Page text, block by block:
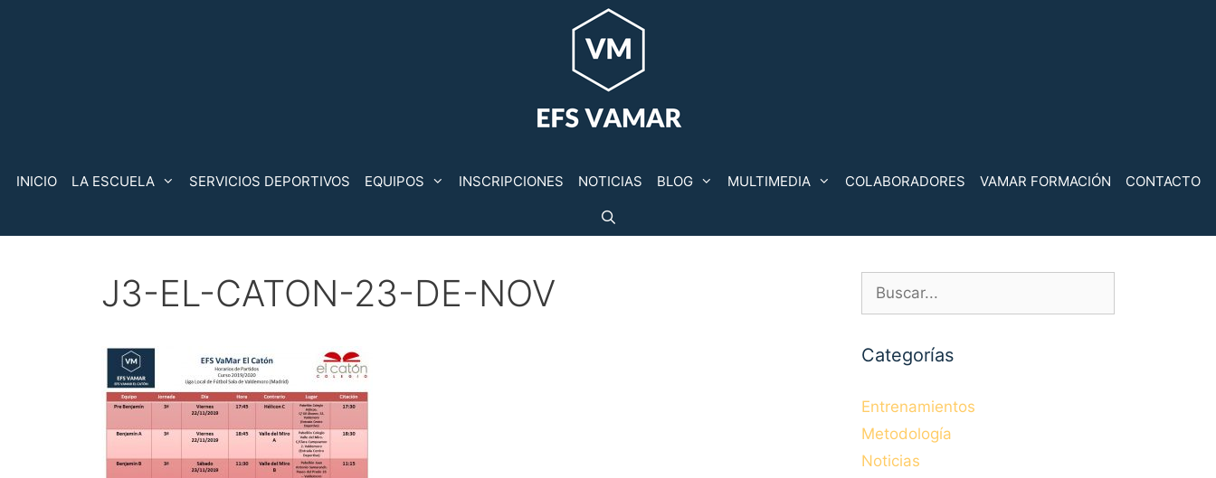
INICIO LA ESCUELA SERVICIOS DEPORTIVOS EQUIPOS INSCRIPCIONES NOTICIAS BLOG MULTIMEDIA COLABORADORES VAMAR FORMACIÓN CONTACTO
J3-EL-CATON-23-DE-NOV Buscar:
Categorías
Entrenamientos
Metodología
Noticias